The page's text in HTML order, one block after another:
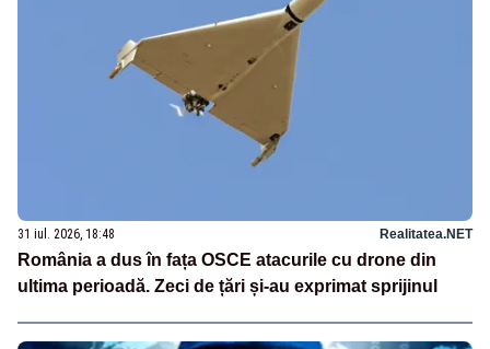
31 iul. 2026, 18:48 Realitatea.NET
România a dus în fața OSCE atacurile cu drone din
ultima perioadă. Zeci de țări și-au exprimat sprijinul